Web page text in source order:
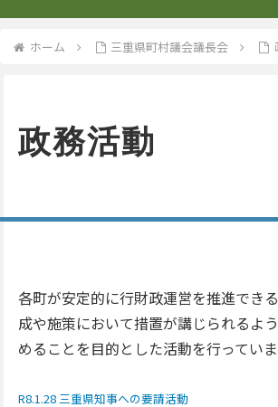
ホーム 三重県町村議会議長会
政務活動
各町が安定的に行財政運営を推進でき
成や施策において措置が講じられるよ
めることを目的とした活動を行っていま
R8.1.28 三重県知事への要請活動